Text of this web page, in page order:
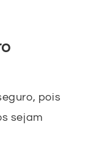
pois
sejam